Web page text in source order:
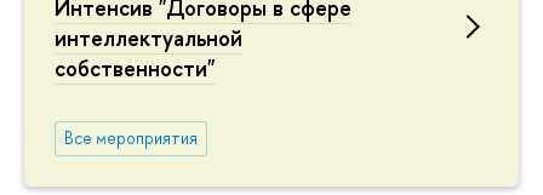
Интенсив "Договоры в сфере
интеллектуальной
собственности"
Все мероприятия